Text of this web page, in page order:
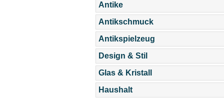
Antike
Antikschmuck
Antikspielzeug
Design & Stil
Glas & Kristall
Haushalt